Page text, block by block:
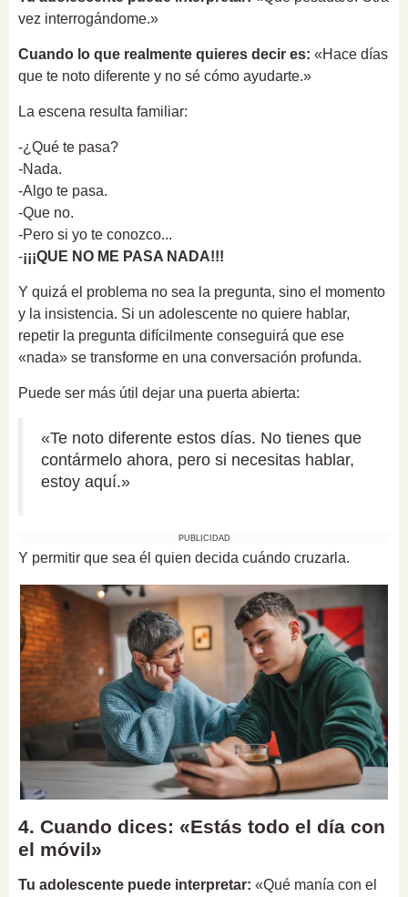
vez interrogándome.»
Cuando lo que realmente quieres decir es: «Hace días
que te noto diferente y no sé cómo ayudarte.»
La escena resulta familiar:
-¿Qué te pasa?
-Nada.
-Algo te pasa.
-Que no.
-Pero si yo te conozco...
-¡¡¡QUE NO ME PASA NADA!!!
Y quizá el problema no sea la pregunta, sino el momento
y la insistencia. Si un adolescente no quiere hablar,
repetir la pregunta difícilmente conseguirá que ese
«nada» se transforme en una conversación profunda.
Puede ser más útil dejar una puerta abierta:
«Te noto diferente estos días. No tienes que
contármelo ahora, pero si necesitas hablar,
estoy aquí.»
PUBLICIDAD
Y permitir que sea él quien decida cuándo cruzarla.
4. Cuando dices: «Estás todo el día con
el móvil»
Tu adolescente puede interpretar: «Qué manía con el